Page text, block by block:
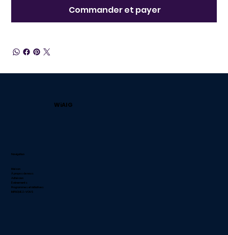
Commander et payer
WiAIG
Navigation
Maison
À propos de nous
Adhésion
Événements
Programmes et initiatives
IMPLIQUEZ-VOUS